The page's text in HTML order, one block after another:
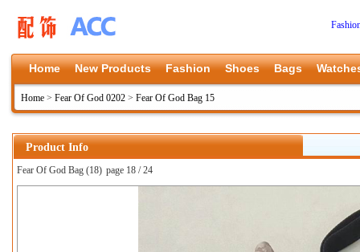
Home New Products Fashion Shoes Bags
Home > Fear Of God 0202 > Fear Of God Bag 15
Product Info
Fear Of God Bag (18) page 18 / 24